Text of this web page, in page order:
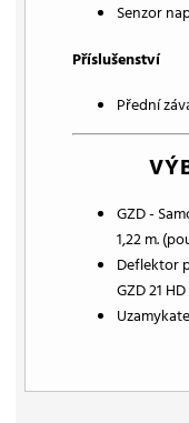
Senzor
Příslušenství
Přední
GZD -
1,22 m.
Deflektor
GZD 21 HD